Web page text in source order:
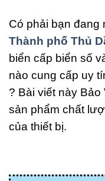
Có phải bạn đang
Thành phố Thủ
biển cấp biển số
nào cung cấp uy
? Bài viết này
sản phẩm chất
của thiết bị.